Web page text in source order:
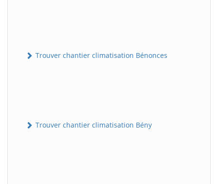
Trouver chantier climatisation Bénonces
Trouver chantier climatisation Bény